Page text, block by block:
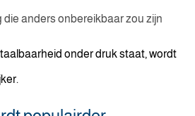
die anders onbereikbaar zou zijn
onder druk staat, wordt